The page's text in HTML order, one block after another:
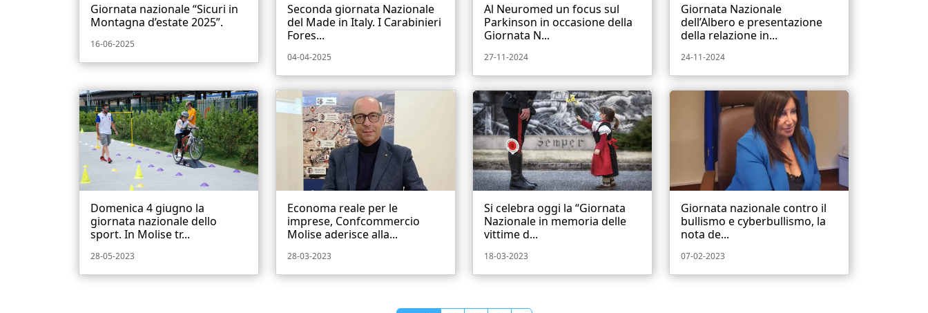
Giornata nazionale “Sicuri in
Montagna d’estate 2025”.
16-06-2025
Seconda giornata Nazionale
del Made in Italy. I Carabinieri
Fores...
04-04-2025
Al Neuromed un focus sul
Parkinson in occasione della
Giornata N...
27-11-2024
Giornata Nazionale
dell’Albero e presentazione
della relazione in...
24-11-2024
Domenica 4 giugno la
giornata nazionale dello
sport. In Molise tr...
28-05-2023
Economa reale per le
imprese, Confcommercio
Molise aderisce alla...
28-03-2023
Si celebra oggi la “Giornata
Nazionale in memoria delle
vittime d...
18-03-2023
Giornata nazionale contro il
bullismo e cyberbullismo, la
nota de...
07-02-2023